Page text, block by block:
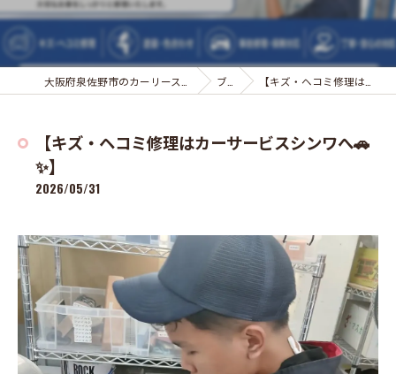
ブログ 【キズ・ヘコミ修理はカーサービスシンワへ🚗✨】
【キズ・ヘコミ修理はカーサービスシンワへ🚗
✨】
2026/05/31